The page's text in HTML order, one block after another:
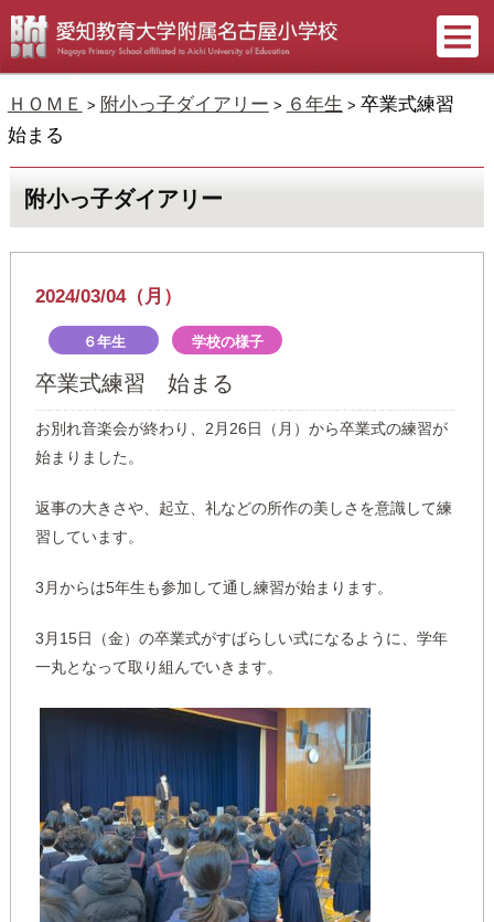
ＨＯＭＥ > 附小っ子ダイアリー > ６年生 > 卒業式練習
始まる
附小っ子ダイアリー
2024/03/04（月）
６年生 学校の様子
卒業式練習 始まる
お別れ音楽会が終わり、2月26日（月）から卒業式の練習が
始まりました。
返事の大きさや、起立、礼などの所作の美しさを意識して練
習しています。
3月からは5年生も参加して通し練習が始まります。
3月15日（金）の卒業式がすばらしい式になるように、学年
一丸となって取り組んでいきます。